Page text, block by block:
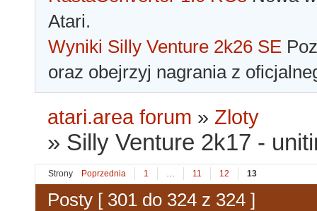
Atari.
Wyniki Silly Venture 2k26 SE
oraz obejrzyj nagrania z
atari.area forum » Zloty
» Silly Venture 2k17 -
Strony Poprzednia 1 … 11 12 13
Posty [ 301 do 324 z 324 ]